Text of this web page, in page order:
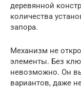
деревянной
количества
запора.
Механизм не
элементы. Без
невозможно. Он
вариантов, даже